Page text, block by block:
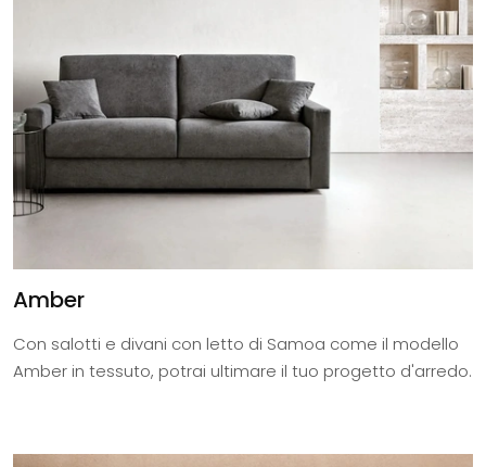
Amber
Con salotti e divani con letto di Samoa come il modello
Amber in tessuto, potrai ultimare il tuo progetto d'arredo.